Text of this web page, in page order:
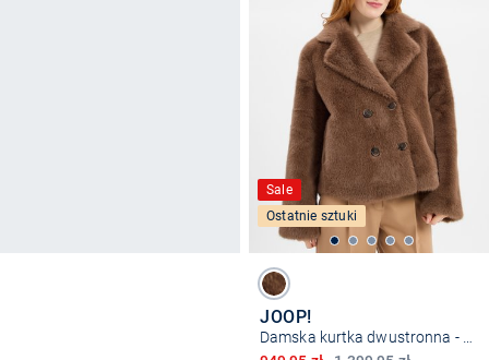
Sale
Ostatnie sztuki
JOOP!